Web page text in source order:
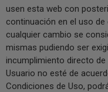
usen esta web con
continuación en el uso
cualquier cambio se
mismas pudiendo ser
incumplimiento directo
Usuario no esté de
Condiciones de Uso,